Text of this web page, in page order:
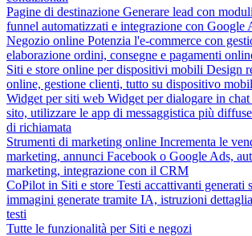
Pagine di destinazione Generare lead con
funnel automatizzati e integrazione con Google
Negozio online Potenzia l'e-commerce con
elaborazione ordini, consegne e pagamenti
Siti e store online per dispositivi mobili Design
online, gestione clienti, tutto su dispositivo
Widget per siti web Widget per dialogare in
sito, utilizzare le app di messaggistica più
di richiamata
Strumenti di marketing online Incrementa le
marketing, annunci Facebook o Google Ads,
marketing, integrazione con il CRM
CoPilot in Siti e store Testi accattivanti generati
immagini generate tramite IA, istruzioni
testi
Tutte le funzionalità per Siti e negozi